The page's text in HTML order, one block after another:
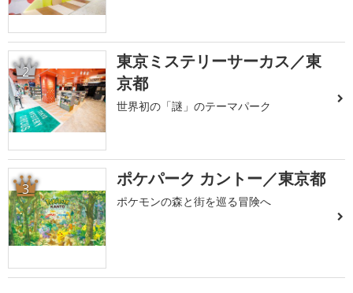
2
東京ミステリーサーカス／東
京都
世界初の「謎」のテーマパーク
3 ポケパーク カントー／東京都
ポケモンの森と街を巡る冒険へ